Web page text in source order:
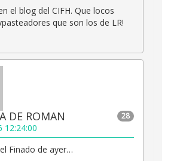
el blog del CIFH. Que locos
que son los de LR!
28
DE ROMAN
12:24:00
Finado de ayer…